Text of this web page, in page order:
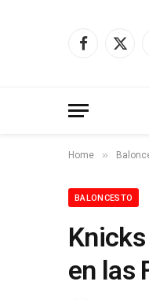
Facebook
X
Home »
BALONCESTO
en las